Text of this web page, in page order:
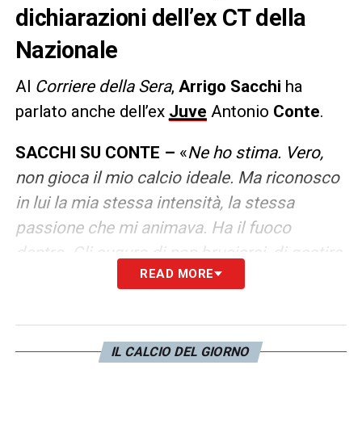
dichiarazioni dell’ex CT della
Nazionale
Al Corriere della Sera, Arrigo Sacchi ha
parlato anche dell’ex Juve Antonio Conte.
SACCHI SU CONTE – «Ne ho stima. Vero,
non gioca il mio calcio ideale. Ma riconosco
in lui la mia stessa intensità, la stessa
passione che mi animava. Ha il fuoco
dentro. Gli auguro di non bruciarsi, di gestire
i propri demoni interiori meglio di quanto
LA PLAYLIST DELLE NOSTRE TOP NEWS
READ MORE
IL CALCIO DEL GIORNO